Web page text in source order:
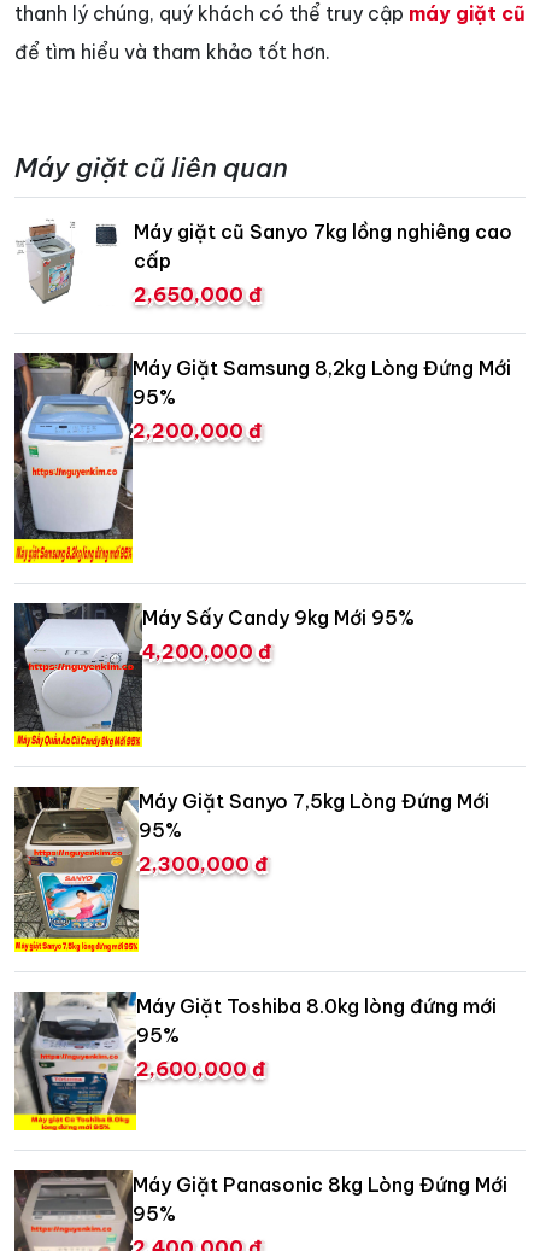
thanh lý chúng, quý khách có thể truy cập máy giặt cũ
để tìm hiểu và tham khảo tốt hơn.
Máy giặt cũ liên quan
Máy giặt cũ Sanyo 7kg lồng nghiêng cao
cấp
2,650,000 đ
Máy Giặt Samsung 8,2kg Lòng Đứng Mới
95%
2,200,000 đ
Máy Sấy Candy 9kg Mới 95%
4,200,000 đ
Máy Giặt Sanyo 7,5kg Lòng Đứng Mới
95%
2,300,000 đ
Máy Giặt Toshiba 8.0kg lòng đứng mới
95%
2,600,000 đ
Máy Giặt Panasonic 8kg Lòng Đứng Mới
95%